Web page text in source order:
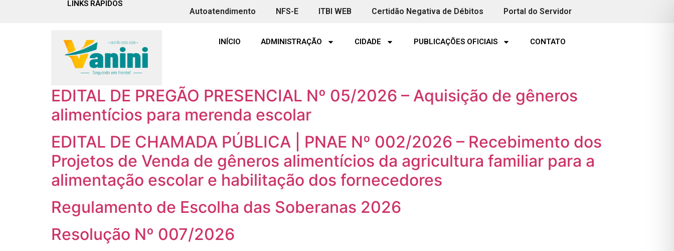
LINKS RÁPIDOS
Autoatendimento NFS-E ITBI WEB Certidão Negativa de Débitos Portal do Servidor
INÍCIO ADMINISTRAÇÃO CIDADE PUBLICAÇÕES OFICIAIS CONTATO
Autor:pmvanini
Resolução Nº 008/2026
EDITAL DE PREGÃO PRESENCIAL Nº 05/2026 – Aquisição de gêneros
alimentícios para merenda escolar
EDITAL DE CHAMADA PÚBLICA | PNAE Nº 002/2026 – Recebimento dos
Projetos de Venda de gêneros alimentícios da agricultura familiar para a
alimentação escolar e habilitação dos fornecedores
Regulamento de Escolha das Soberanas 2026
Resolução Nº 007/2026